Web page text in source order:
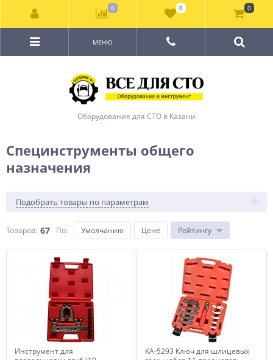
Оборудование для СТО в Казани
МЕНЮ
Специнструменты общего
назначения
Подобрать товары по параметрам
Товаров: 67 По: Умолчанию Цене Рейтингу
Инструмент для
KA-5293 Ключ для шлицевых
0 0 0